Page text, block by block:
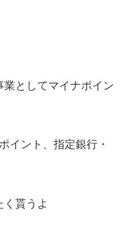
としてマイナポイン
イント、指定銀行・
貰うよ